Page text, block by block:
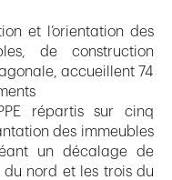
et l’orientation des
de construction
accueillent 74
répartis sur cinq
des immeubles
un décalage de
nord et les trois du